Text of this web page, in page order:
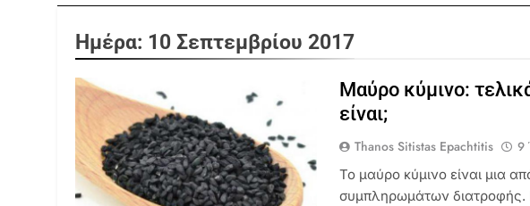
Ημέρα: 10 Σεπτεμβρίου 2017
Μαύρο κύμινο:
είναι;
Thanos Sitistas Epachtitis 9
Το μαύρο κύμινο είναι μια
συμπληρωμάτων διατροφής.